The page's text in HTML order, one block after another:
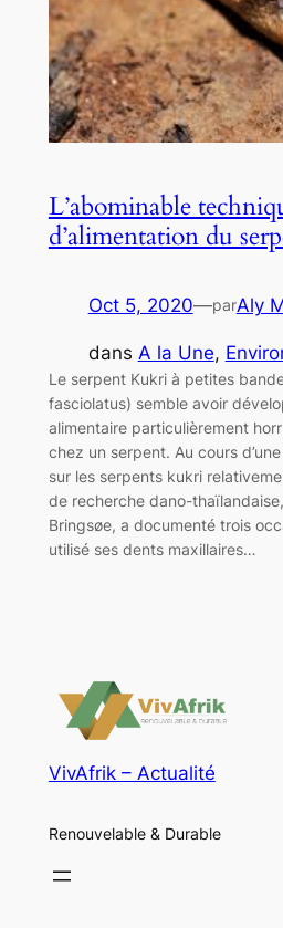
L’abominable
d’alimentation du
Oct 5, 2020—parAly
dans A la Une,
Le serpent Kukri à petites
fasciolatus) semble avoir
alimentaire particulièrement
chez un serpent. Au cours
sur les serpents kukri
de recherche dano-
Bringsøe, a documenté trois
utilisé ses dents maxillaires…
VivAfrik – Actualité
Renouvelable & Durable